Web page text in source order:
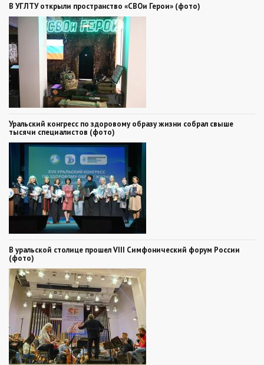
В УГЛТУ открыли пространство «СВОи Герои» (фото)
Уральский конгресс по здоровому образу жизни собрал свыше
тысячи специалистов (фото)
В уральской столице прошел VIII Симфонический форум России
(фото)